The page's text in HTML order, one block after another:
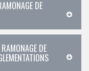
DE
DE